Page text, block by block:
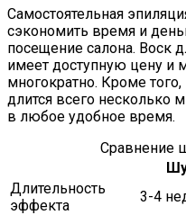
Самостоятельная
сэкономить время и
посещение салона. Воск
имеет доступную цену и
многократно. Кроме
длится всего несколько
в любое удобное время.
Сравнение
Длительность
эффекта
3-4